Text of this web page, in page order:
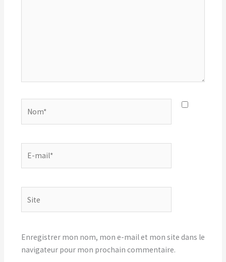
mail*
Enregistrer mon nom, mon e-mail et mon site dans le
navigateur pour mon prochain commentaire.